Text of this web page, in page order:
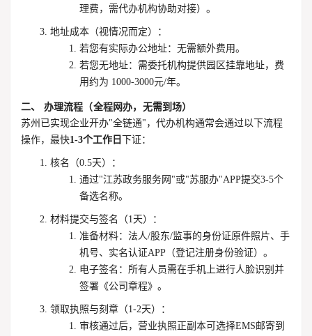
理费，需代办机构协助对接）。
地址成本（视情况而定）
：
若您有实际办公地址：无需额外费用。
若您无地址：需委托机构提供园区挂靠地址，费
用约为 1000-3000元/年。
二、 办理流程（全程网办，无需到场）
苏州已实现企业开办"全链通"，代办机构通常会通过以下流程
操作，最快1-3个工作日 下证：
核名（0.5天）
：
通过"江苏政务服务网"或"苏服办"APP提交3-5个
备选名称。
材料提交与签名（1天）
：
准备材料：法人/股东/监事的身份证原件照片、手
机号、实名认证APP（登记注册身份验证）。
电子签名 ：所有人员需在手机上进行人脸识别并
签署《公司章程》。
领取执照与刻章（1-2天）
：
审核通过后，营业执照正副本可选择EMS邮寄到